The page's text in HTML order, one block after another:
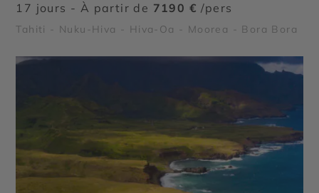
17 jours - À partir de 7190 € /pers
Tahiti - Nuku-Hiva - Hiva-Oa - Moorea - Bora Bora